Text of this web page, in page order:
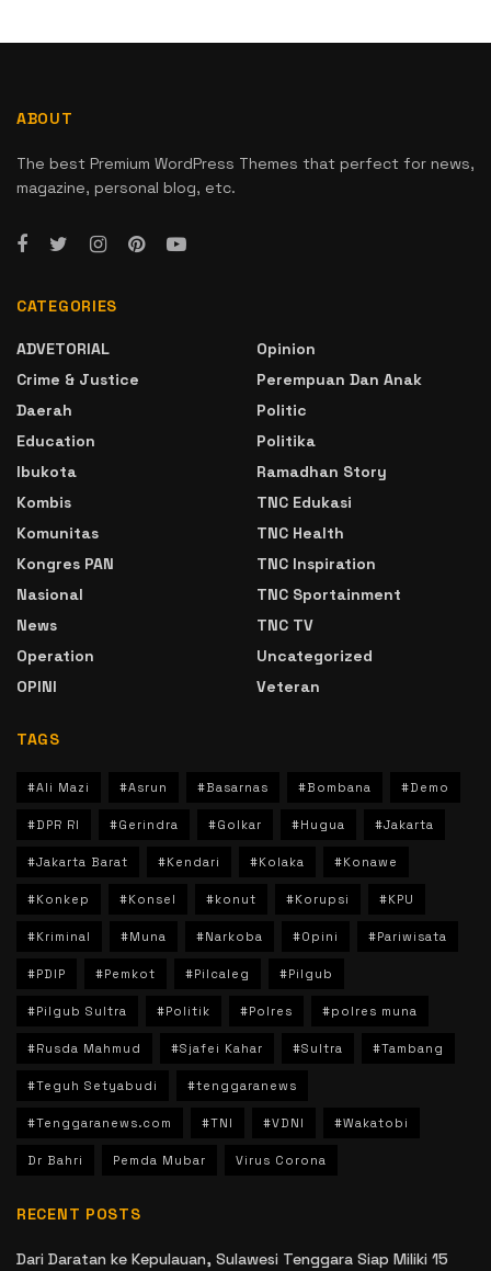
ABOUT
The best Premium WordPress Themes that perfect for news,
magazine, personal blog, etc.
CATEGORIES
ADVETORIAL
Crime & Justice
Daerah
Education
Ibukota
Kombis
Komunitas
Kongres PAN
Nasional
News
Operation
OPINI
Opinion
Perempuan Dan Anak
Politic
Politika
Ramadhan Story
TNC Edukasi
TNC Health
TNC Inspiration
TNC Sportainment
TNC TV
Uncategorized
Veteran
TAGS
#Ali Mazi #Asrun #Basarnas #Bombana #Demo
#DPR RI #Gerindra #Golkar #Hugua #Jakarta
#Jakarta Barat #Kendari #Kolaka #Konawe
#Konkep #Konsel #konut #Korupsi #KPU
#Kriminal #Muna #Narkoba #Opini #Pariwisata
#PDIP #Pemkot #Pilcaleg #Pilgub
#Pilgub Sultra #Politik #Polres #polres muna
#Rusda Mahmud #Sjafei Kahar #Sultra #Tambang
#Teguh Setyabudi #tenggaranews
#Tenggaranews.com #TNI #VDNI #Wakatobi
Dr Bahri Pemda Mubar Virus Corona
RECENT POSTS
Dari Daratan ke Kepulauan, Sulawesi Tenggara Siap Miliki 15